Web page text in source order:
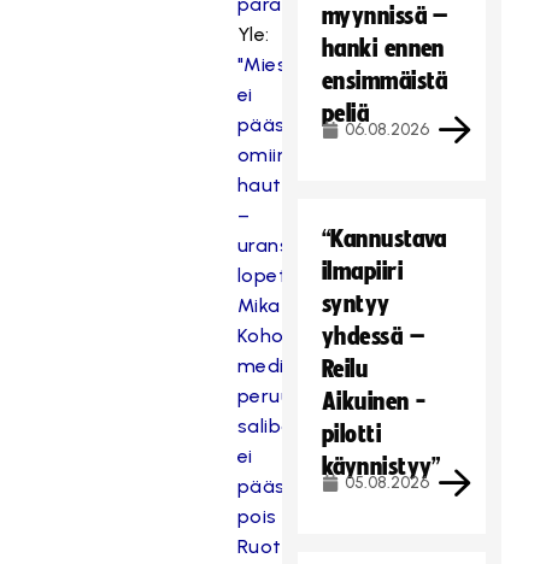
Yle:
"Mies
ei
päässyt
omiin
hautajaisiinsa"
–
uransa
lopettaneen
Mika
Kohosen
mediatilaisuus
peruuntui,
salibandylegendaa
ei
päästetty
pois
Ruotsista
myynnissä –
hanki ennen
ensimmäistä
peliä
06.08.2026
“Kannustava
ilmapiiri
syntyy
yhdessä –
Reilu
Aikuinen -
pilotti
käynnistyy”
05.08.2026